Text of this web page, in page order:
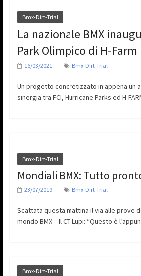
Bmx-Dirt-Trial
La nazionale BMX
Park Olimpico di H-Farm
16/03/2021 Bmx-Dirt-Trial
Un progetto concretizzato in appena un
sinergia tra FCI, Hurricane Parks ed H-
Bmx-Dirt-Trial
Mondiali BMX: Tutto
23/07/2019 Bmx-Dirt-Trial
Scattata questa mattina il via alle prove
mondo BMX – Il CT Lupi: “Questo è
Bmx-Dirt-Trial